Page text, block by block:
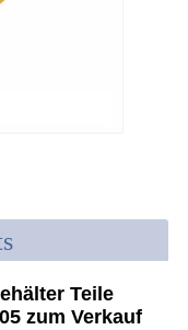
Teile
zum Verkauf